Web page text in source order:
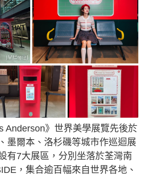
Anderson》世界美學展覽先後於
墨爾本、洛杉磯等城市作巡迴展
有7大展區，分別坐落於荃灣南
，集合逾百幅來自世界各地、